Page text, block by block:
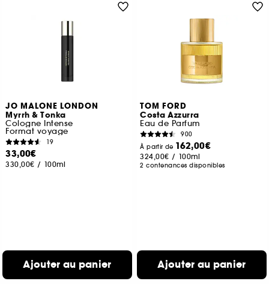
JO MALONE LONDON
Myrrh & Tonka
Cologne Intense
Format voyage
19
33,00€
330,00€ / 100ml
Ajouter au panier
TOM FORD
Costa Azzurra
Eau de Parfum
900
À partir de 162,00€
324,00€ / 100ml
2 contenances disponibles
Ajouter au panier